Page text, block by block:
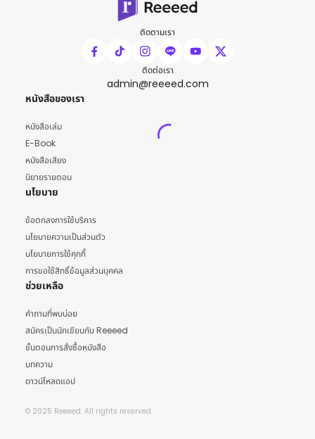
ติดตามเรา
ติดต่อเรา
admin@reeeed.com
หนังสือของเรา
หนังสือเล่ม
E-Book
หนังสือเสียง
นิยายรายตอน
นโยบาย
ข้อตกลงการใช้บริการ
นโยบายความเป็นส่วนตัว
นโยบายการใช้คุกกี้
การขอใช้สิทธิ์ข้อมูลส่วนบุคคล
ช่วยเหลือ
คำถามที่พบบ่อย
สมัครเป็นนักเขียนกับ Reeeed
ขั้นตอนการสั่งซื้อหนังสือ
บทความ
ดาวน์โหลดแอป
© 2025 Reeeed. All rights reserved.